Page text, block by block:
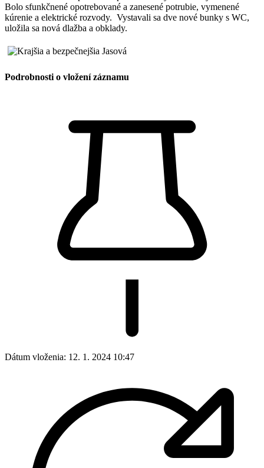
Bolo sfunkčnené opotrebované a zanesené potrubie, vymenené
kúrenie a elektrické rozvody. Vystavali sa dve nové bunky s WC,
uložila sa nová dlažba a obklady.
Podrobnosti o vložení záznamu
Dátum vloženia: 12. 1. 2024 10:47